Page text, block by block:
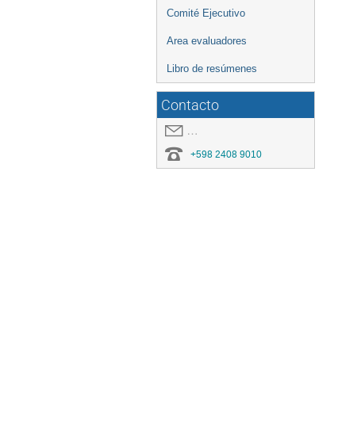
Comité Ejecutivo
Area evaluadores
Libro de resúmenes
Contacto
covid19.congresoei@gmail.com
+598 2408 9010